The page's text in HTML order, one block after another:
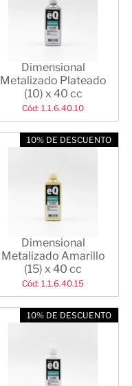
Dimensional
Metalizado Plateado
(10) x 40 cc
Cód: 1.1.6.40.10
10% DE DESCUENTO
Dimensional
Metalizado Amarillo
(15) x 40 cc
Cód: 1.1.6.40.15
10% DE DESCUENTO